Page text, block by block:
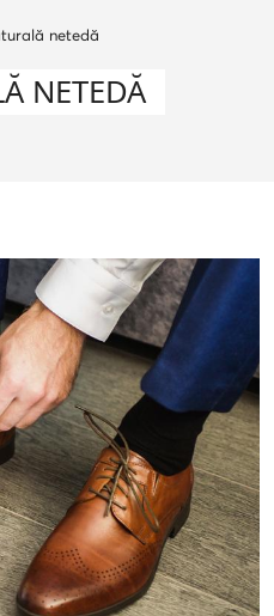
netedă
NETEDĂ